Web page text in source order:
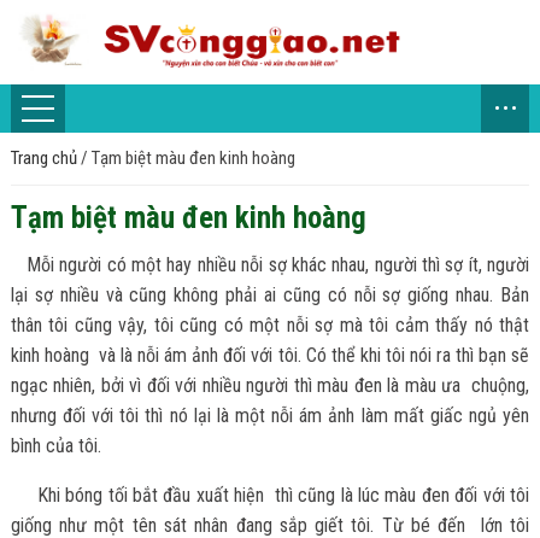
...
Trang chủ/ Tạm biệt màu đen kinh hoàng
Tạm biệt màu đen kinh hoàng
Mỗi người có một hay nhiều nỗi sợ khác nhau, người thì sợ ít, người
lại sợ nhiều và cũng không phải ai cũng có nỗi sợ giống nhau. Bản
thân tôi cũng vậy, tôi cũng có một nỗi sợ mà tôi cảm thấy nó thật
kinh hoàng và là nỗi ám ảnh đối với tôi. Có thể khi tôi nói ra thì bạn sẽ
ngạc nhiên, bởi vì đối với nhiều người thì màu đen là màu ưa chuộng,
nhưng đối với tôi thì nó lại là một nỗi ám ảnh làm mất giấc ngủ yên
bình của tôi.
Khi bóng tối bắt đầu xuất hiện thì cũng là lúc màu đen đối với tôi
giống như một tên sát nhân đang sắp giết tôi. Từ bé đến lớn tôi